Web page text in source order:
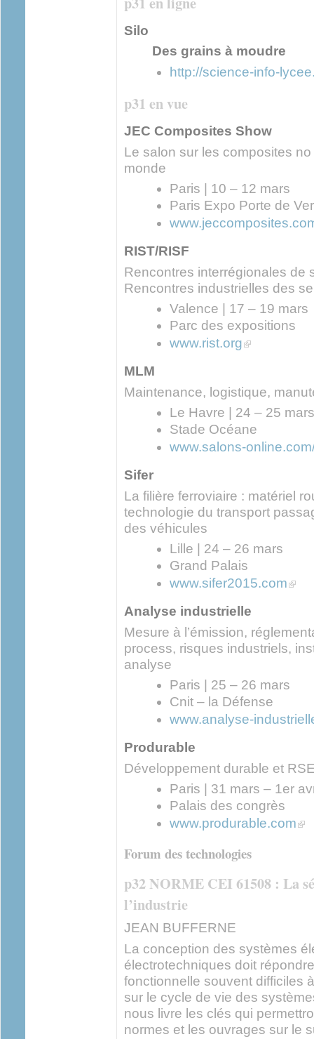
Silo
Des grains à moudre
http://science-info-
p31 en vue
JEC Composites Show
Le salon sur les composites
monde
Paris | 10 – 12 mars
Paris Expo Porte de
RIST/RISF
Rencontres interrégionales de
Rencontres industrielles des
Valence | 17 – 19 mars
Parc des expositions
www.rist.org(link is external)
MLM
Maintenance, logistique,
Le Havre | 24 – 25 mars
Stade Océane
www.salons-
Sifer
La filière ferroviaire : matériel
technologie du transport
des véhicules
Lille | 24 – 26 mars
Grand Palais
www.sifer2015.com(link
Analyse industrielle
Mesure à l’émission,
process, risques industriels,
analyse
Paris | 25 – 26 mars
Cnit – la Défense
www.analyse-
Produrable
Développement durable et
Paris | 31 mars – 1er
Palais des congrès
www.produrable.com
Forum des technologies
p32 NORME CEI 61508 : La
l’industrie
JEAN BUFFERNE
La conception des systèmes
électrotechniques doit
fonctionnelle souvent difficiles
sur le cycle de vie des
nous livre les clés qui
normes et les ouvrages sur le